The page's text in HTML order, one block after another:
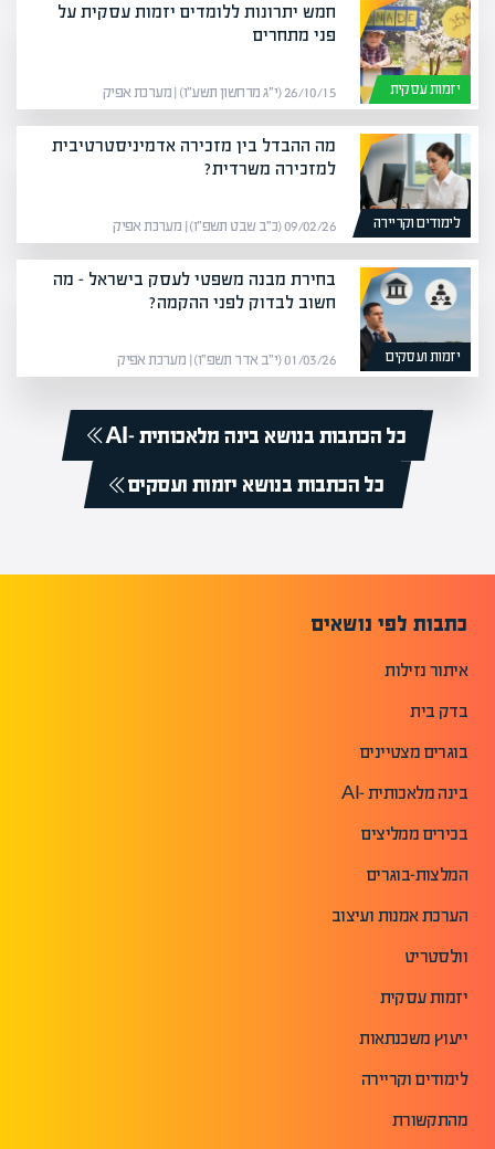
יזמות עסקית
חמש יתרונות ללומדים יזמות עסקית על
פני מתחרים
26/10/15 (י״ג מרחשון תשע״ו) | מערכת אפיק
לימודים וקריירה
מה ההבדל בין מזכירה אדמיניסטרטיבית
למזכירה משרדית?
09/02/26 (כ״ב שבט תשפ״ו) | מערכת אפיק
יזמות ועסקים
בחירת מבנה משפטי לעסק בישראל – מה
חשוב לבדוק לפני ההקמה?
01/03/26 (י״ב אדר תשפ״ו) | מערכת אפיק
כל הכתבות בנושא בינה מלאכותית -AI
כל הכתבות בנושא יזמות ועסקים
כתבות לפי נושאים
איתור נזילות
בדק בית
בוגרים מצטיינים
בינה מלאכותית -AI
בכירים ממליצים
המלצות-בוגרים
הערכת אמנות ועיצוב
וולסטריט
יזמות עסקית
ייעוץ משכנתאות
לימודים וקריירה
מהתקשורת